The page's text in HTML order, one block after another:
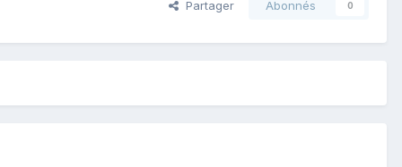
Partager Abonnés 0